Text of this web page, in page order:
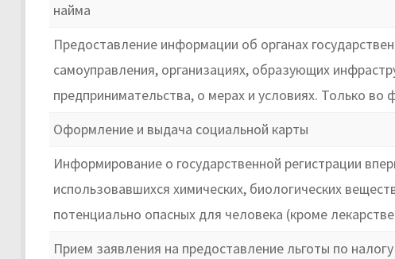
найма
Предоставление информации об органах
самоуправления, организациях, образующих
предпринимательства, о мерах и условиях. Только во
Оформление и выдача социальной карты
Информирование о государственной регистрации
использовавшихся химических, биологических
потенциально опасных для человека (кроме
Прием заявления на предоставление льготы по